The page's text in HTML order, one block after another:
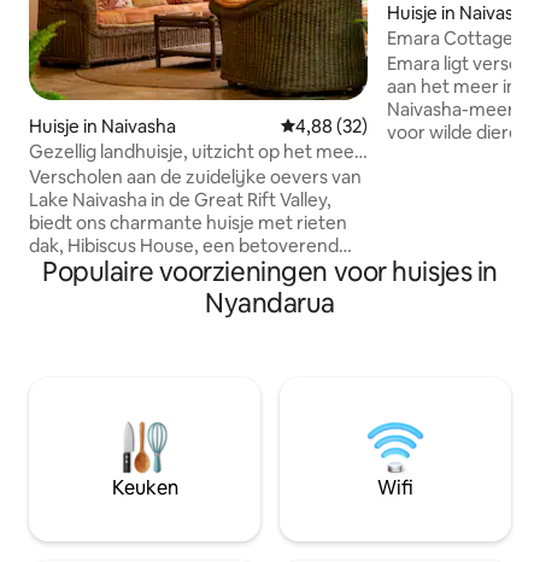
Huisje in Naivasha Gemiddelde beoordeling van
4,88 (32)
Gezellig landhuisje, uitzicht op het meer,
Hells Gate en zwembad
Verscholen aan de zuidelijke oevers van
Lake Naivasha in de Great Rift Valley,
biedt ons charmante huisje met rieten
dak, Hibiscus House, een betoverend
uitzicht op het meer en een gezellige
charme. Ideaal voor gezinnen, vrienden
en koppels die op zoek zijn naar
squashbaan, nabijgelegen
bezienswaardigheden zoals Hells Gate,
Mt. Longonot, Crescent Island,
Sanctuary Farm & dining at Carnelley's
genieten!
Huisje in Naivasha
Emara Cottage |
Emara ligt
aan het meer in
Naivasha-meer
voor wilde
volledig
Populaire voorzieningen voor huisjes in
Nyandarua
Keuken Wifi